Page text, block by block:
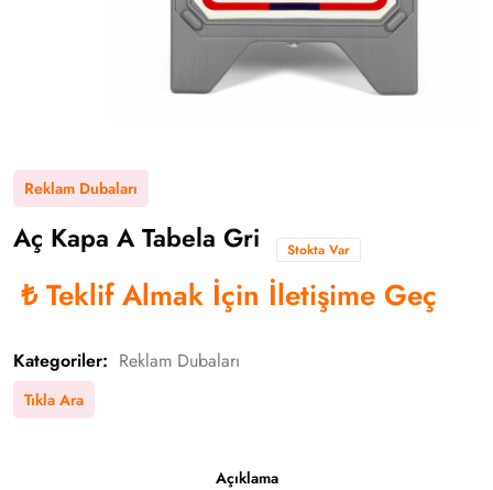
Reklam Dubaları
Aç Kapa A Tabela Gri Stokta Var
₺Teklif Almak İçin İletişime Geç
Kategoriler: Reklam Dubaları
Tıkla Ara
Açıklama